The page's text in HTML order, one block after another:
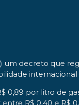
um decreto que
por litro de
R$ 0,40 e R$